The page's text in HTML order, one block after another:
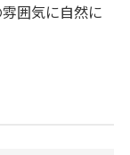
囲気に自然に